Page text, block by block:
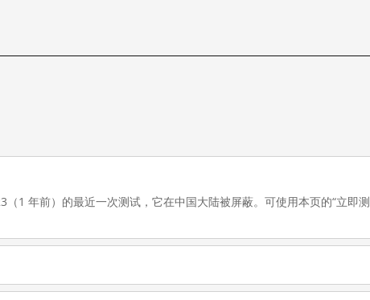
年前）的最近一次测试，它在中国大陆被屏蔽。可使用本页的“立即测